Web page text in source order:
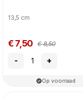
13,5 cm
€ 7,50 € 8,50
- +
Op voorraad